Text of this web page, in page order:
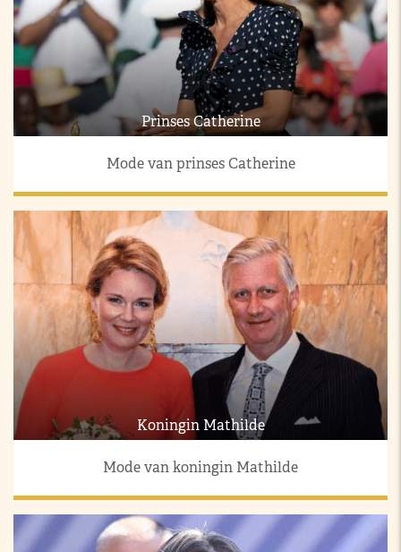
Prinses Catherine
Mode van prinses Catherine
Koningin Mathilde
Mode van koningin Mathilde